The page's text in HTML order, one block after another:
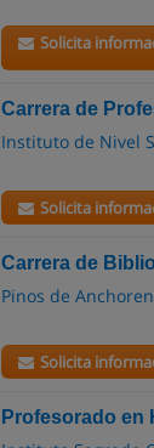
Solicita
Carrera de
Instituto de Nivel
Solicita
Carrera de
Pinos de
Solicita
Profesorado en